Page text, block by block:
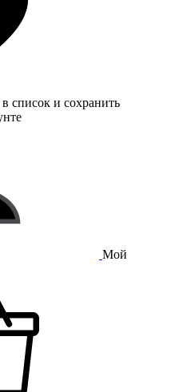
список и сохранить
Мой